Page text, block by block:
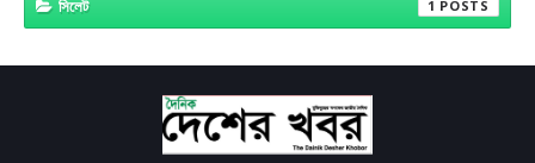
সিলেট 1